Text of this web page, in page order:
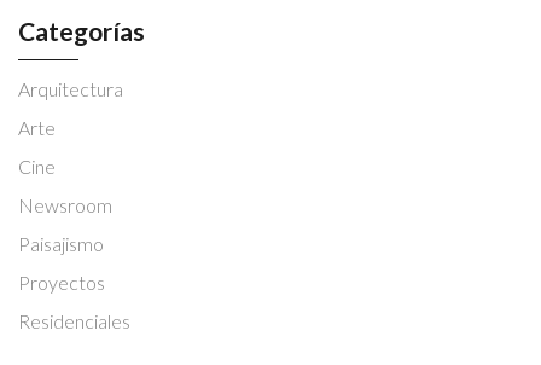
Categorías
Arquitectura
Arte
Cine
Newsroom
Paisajismo
Proyectos
Residenciales